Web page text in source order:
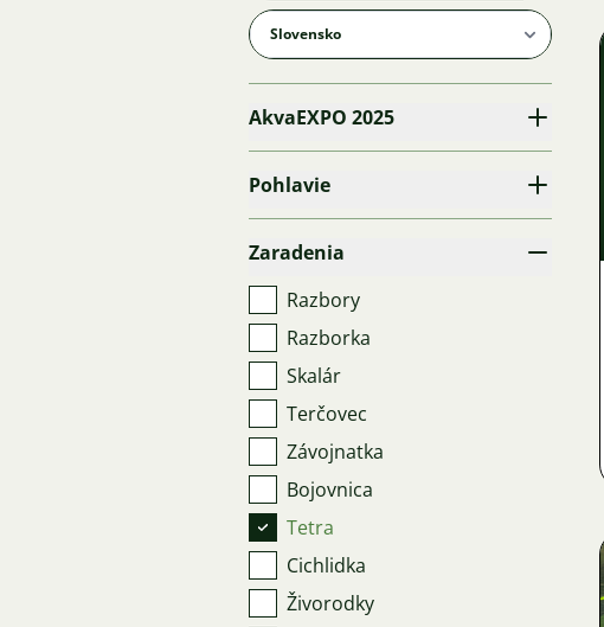
AkvaEXPO 2025
Pohlavie
Zaradenia
Razbory
Razborka
Skalár
Terčovec
Závojnatka
Bojovnica
Tetra
Cichlidka
Živorodky